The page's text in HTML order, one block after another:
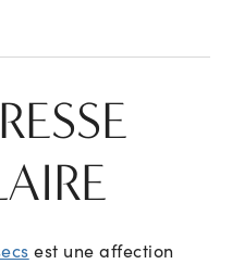
est une affection